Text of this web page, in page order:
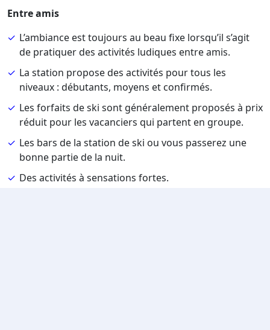
Entre amis
L’ambiance est toujours au beau fixe lorsqu’il s’agit
de pratiquer des activités ludiques entre amis.
La station propose des activités pour tous les
niveaux : débutants, moyens et confirmés.
Les forfaits de ski sont généralement proposés à prix
réduit pour les vacanciers qui partent en groupe.
Les bars de la station de ski ou vous passerez une
bonne partie de la nuit.
Des activités à sensations fortes.